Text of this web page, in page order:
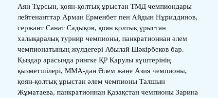
Аян Тұрсын, қоян-қолтық ұрыстан ТМД чемпиондары
лейтенанттар Арман Ерменбет пен Айдын Нұриддинов,
сержант Санат Садықов, қоян қолтық ұрыстан
халықаралық турнир чемпионы, панкратионнан әлем
чемпионатының жүлдегері Абылай Шәкірбеков бар.
Қыздар арасында рингке ҚР Қарулы күштерінің
қызметшілері, ММА-дан Әлем және Азия чемпионы,
қоян-қолтық ұрыстан әлем чемпионы Талшын
Жұматаева, панкратионнан Қазақстан чемпионы Зарина